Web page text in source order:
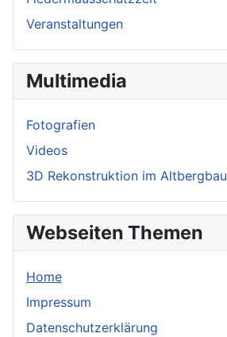
Veranstaltungen
Multimedia
Fotografien
Videos
3D Rekonstruktion im Altbergbau
Webseiten Themen
Home
Impressum
Datenschutzerklärung